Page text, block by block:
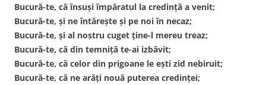
Bucură-te, că însuşi împăratul la credinţă a venit;
Bucură-te, şi ne întăreşte şi pe noi în necaz;
Bucură-te, şi al nostru cuget ţine-l mereu treaz;
Bucură-te, că din temniţă te-ai izbăvit;
Bucură-te, că celor din prigoane le eşti zid nebiruit;
Bucură-te, că ne arăţi nouă puterea credinţei;